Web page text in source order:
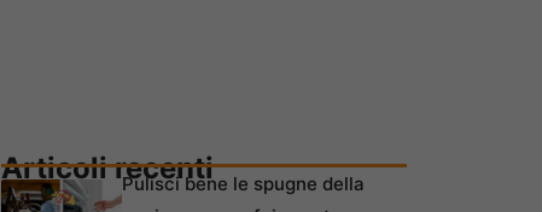
Articoli recentiPulisci bene le spugne della